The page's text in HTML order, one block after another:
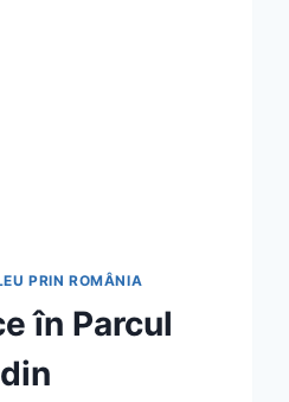
PRIN ROMÂNIA
în Parcul